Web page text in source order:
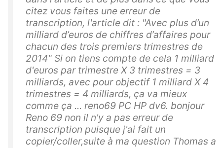
citez vous faites une erreur de
transcription, l'article dit : "Avec plus d’un
milliard d’euros de chiffres d’affaires pour
chacun des trois premiers trimestres de
2014" Si on tiens compte de cela 1 milliard
d'euros par trimestre X 3 trimestres = 3
milliards, avec pour objectif 1 milliard X 4
trimestres = 4 milliards, ça va mieux
comme ça ... reno69 PC HP dv6. bonjour
Reno 69 non il n'y a pas erreur de
transcription puisque j'ai fait un
copier/coller,suite à ma question Thomas a